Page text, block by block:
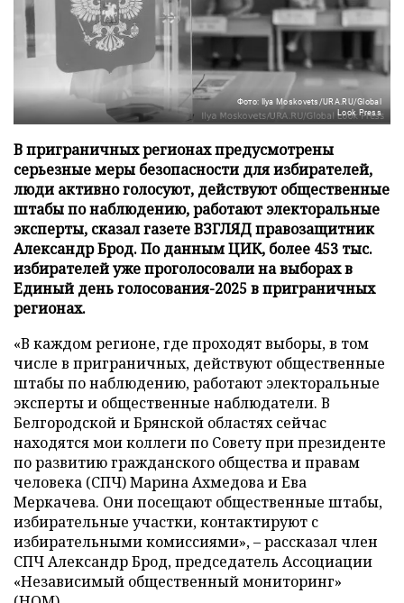
Фото: Ilya Moskovets/URA.RU/Global
Look Press
В приграничных регионах предусмотрены
серьезные меры безопасности для избирателей,
люди активно голосуют, действуют общественные
штабы по наблюдению, работают электоральные
эксперты, сказал газете ВЗГЛЯД правозащитник
Александр Брод. По данным ЦИК, более 453 тыс.
избирателей уже проголосовали на выборах в
Единый день голосования-2025 в приграничных
регионах.
«В каждом регионе, где проходят выборы, в том
числе в приграничных, действуют общественные
штабы по наблюдению, работают электоральные
эксперты и общественные наблюдатели. В
Белгородской и Брянской областях сейчас
находятся мои коллеги по Совету при президенте
по развитию гражданского общества и правам
человека (СПЧ) Марина Ахмедова и Ева
Меркачева. Они посещают общественные штабы,
избирательные участки, контактируют с
избирательными комиссиями», – рассказал член
СПЧ Александр Брод, председатель Ассоциации
«Независимый общественный мониторинг»